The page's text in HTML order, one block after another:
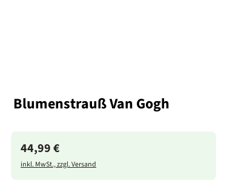
Blumenstrauß Van Gogh
44,99 €
inkl. MwSt., zzgl. Versand